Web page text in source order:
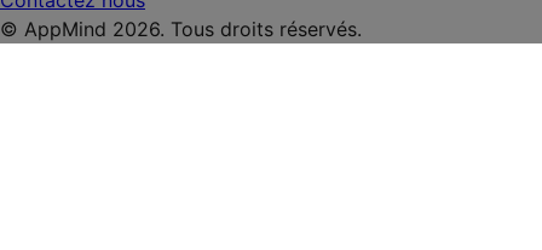
© AppMind 2026. Tous droits réservés.